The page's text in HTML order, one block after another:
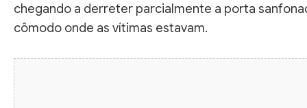
chegando a derreter parcialmente a porta
cômodo onde as vítimas estavam.